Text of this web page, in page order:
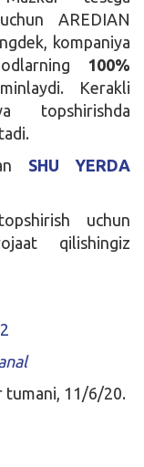
AREDIAN
kompaniya
100%
Kerakli
topshirishda
SHU YERDA
uchun
qilishingiz
tumani, 11/6/20.